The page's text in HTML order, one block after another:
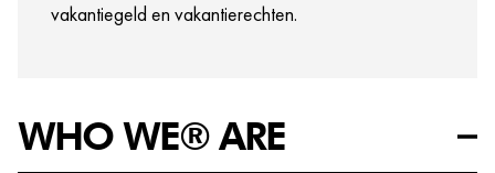
vakantiegeld en vakantierechten.
WHO WE® ARE